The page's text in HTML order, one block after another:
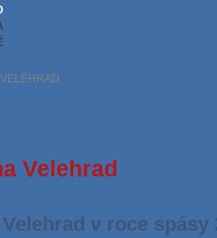
Velehrad
v roce spásy